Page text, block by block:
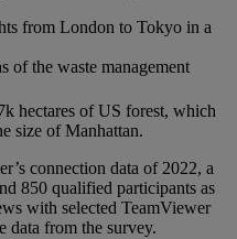
from London to Tokyo in a
of the waste management
hectares of US forest, which
size of Manhattan.
connection data of 2022, a
850 qualified participants as
with selected TeamViewer
data from the survey.